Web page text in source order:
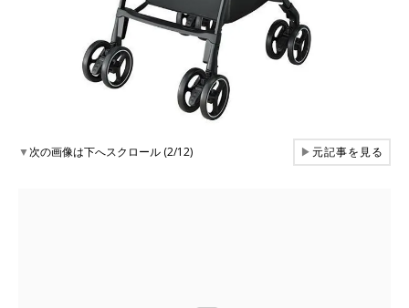
▼次の画像は下へスクロール (2/12) ▶元記事を見る